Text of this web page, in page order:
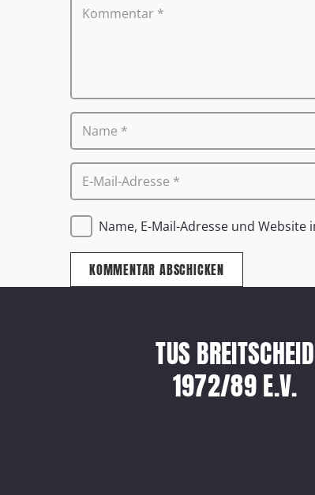
Name, E-Mail-Adresse und
KOMMENTAR ABSCHICKEN
TUS BREITSCHEID
1972/89 E.V.